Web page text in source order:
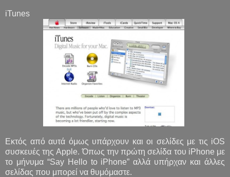
iTunes
Εκτός από αυτά όμως υπάρχουν και οι σελίδες με τις iOS
συσκευές της Apple. Όπως την πρώτη σελίδα του iPhone με
το μήνυμα “Say Hello to iPhone” αλλά υπήρχαν και άλλες
σελίδας που μπορεί να θυμόμαστε.